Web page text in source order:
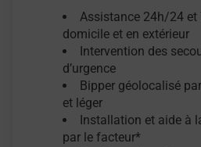
Assistance 24h/24 et
domicile et en extérieur
Intervention des
d’urgence
Bipper géolocalisé
et léger
Installation et aide à
par le facteur*